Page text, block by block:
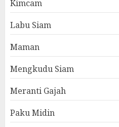
Kimcam
Labu Siam
Maman
Mengkudu Siam
Meranti Gajah
Paku Midin